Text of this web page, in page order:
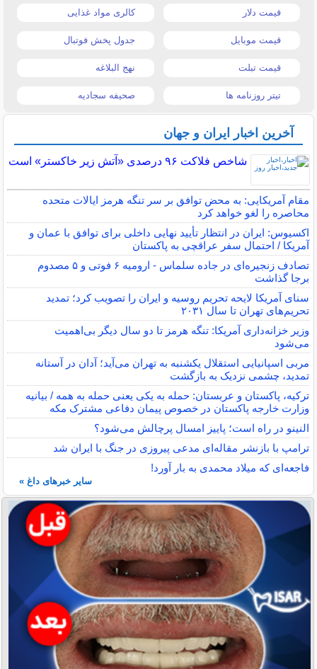
قیمت دلار کالری مواد غذایی
قیمت موبایل جدول پخش فوتبال
قیمت تبلت نهج البلاغه
تیتر روزنامه ها صحیفه سجادیه
آخرین اخبار ایران و جهان
شاخص فلاکت ۹۶ درصدی «آتش زیر خاکستر» است
مقام آمریکایی: به محض توافق بر سر تنگه هرمز ایالات متحده
محاصره را لغو خواهد کرد
اکسیوس: ایران در انتظار تأیید نهایی داخلی برای توافق با عمان و
آمریکا / احتمال سفر عراقچی به پاکستان
تصادف زنجیره‌ای در جاده سلماس - ارومیه ۶ فوتی و ۵ مصدوم
برجا گذاشت
سنای آمریکا لایحه تحریم روسیه و ایران را تصویب کرد؛ تمدید
تحریم‌های تهران تا سال ۲۰۳۱
وزیر خزانه‌داری آمریکا: تنگه هرمز تا دو سال دیگر بی‌اهمیت
می‌شود
مربی اسپانیایی استقلال یکشنبه به تهران می‌آید؛ آدان در آستانه
تمدید، چشمی نزدیک به بازگشت
ترکیه، پاکستان و عربستان: حمله به یکی یعنی حمله به همه / بیانیه
وزارت خارجه پاکستان در خصوص پیمان دفاعی مشترک مکه
النینو در راه است؛ پاییز امسال پرچالش می‌شود؟
ترامپ با بازنشر مقاله‌ای مدعی پیروزی در جنگ با ایران شد
فاجعه‌ای که میلاد محمدی به بار آورد!
سایر خبرهای داغ »